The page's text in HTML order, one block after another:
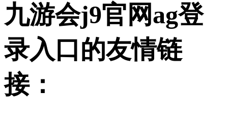
九游会j9官网ag登
录入口的友情链
接：